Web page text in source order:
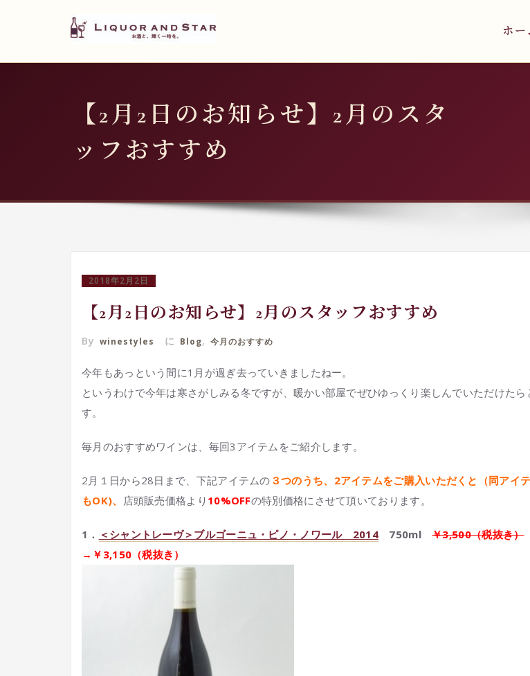
LIQUOR AND STAR
世界のリカーショップ ホー
【2月2日のお知らせ】2月のスタ
ッフおすすめ
2018年2月2日
【2月2日のお知らせ】2月のスタッフおすすめ
By winestyles に Blog, 今月のおすすめ
今年もあっという間に1月が過ぎ去っていきましたねー。
というわけで今年は寒さがしみる冬ですが、暖かい部屋でぜひゆっくり楽しんでいただけたら
す。
毎月のおすすめワインは、毎回3アイテムをご紹介します。
2月１日から28日まで、下記アイテムの ３つのうち、2アイテムをご購入いただくと（同アイ
もOK)、
店頭販売価格より 10%OFFの特別価格にさせて頂いております。
1． ＜シャントレーヴ＞ブルゴーニュ・ピノ・ノワール 2014 750ml
￥3,500（税抜き）
→￥3,150（税抜き）